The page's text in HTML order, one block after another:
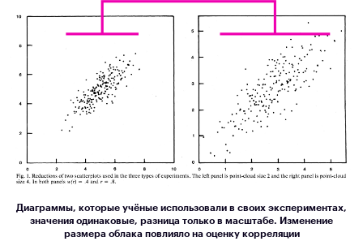
Диаграммы, которые учёные использовали в своих экспериментах,
значения одинаковые, разница только в масштабе. Изменение
размера облака повлияло на оценку корреляции